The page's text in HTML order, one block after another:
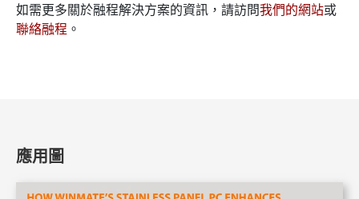
如需更多關於融程解決方案的資訊，請訪問我們的網站或
聯絡融程 。
應用圖